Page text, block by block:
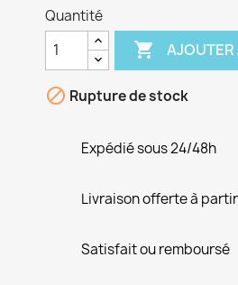
Quantité
 AJOUTER
 Rupture de stock
Expédié sous 24/48h
Livraison offerte à
Satisfait ou remboursé